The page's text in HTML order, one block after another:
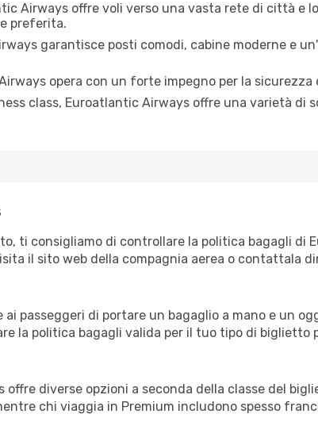
Airways offre voli verso una vasta rete di città e
preferita.
garantisce posti comodi, cabine moderne e
opera con un forte impegno per la
class, Euroatlantic Airways offre una varietà di
ti consigliamo di controllare la politica bagagli di
il sito web della compagnia aerea o contattala
passeggeri di portare un bagaglio a mano e un
la politica bagagli valida per il tuo tipo di biglietto
diverse opzioni a seconda della classe del
chi viaggia in Premium includono spesso